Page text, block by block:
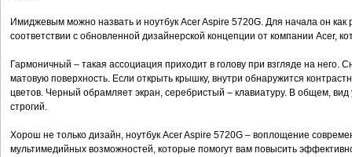
Имиджевым можно назвать и ноутбук Acer Aspire 5720G. Для начала он как
соответствии с обновленной дизайнерской концепции от компании Acer,
Гармоничный – такая ассоциация приходит в голову при взгляде на него.
матовую поверхность. Если открыть крышку, внутри обнаружится
цветов. Черный обрамляет экран, серебристый – клавиатуру. В общем,
строгий.
Хорош не только дизайн, ноутбук Acer Aspire 5720G – воплощение
мультимедийных возможностей, которые помогут вам повысить